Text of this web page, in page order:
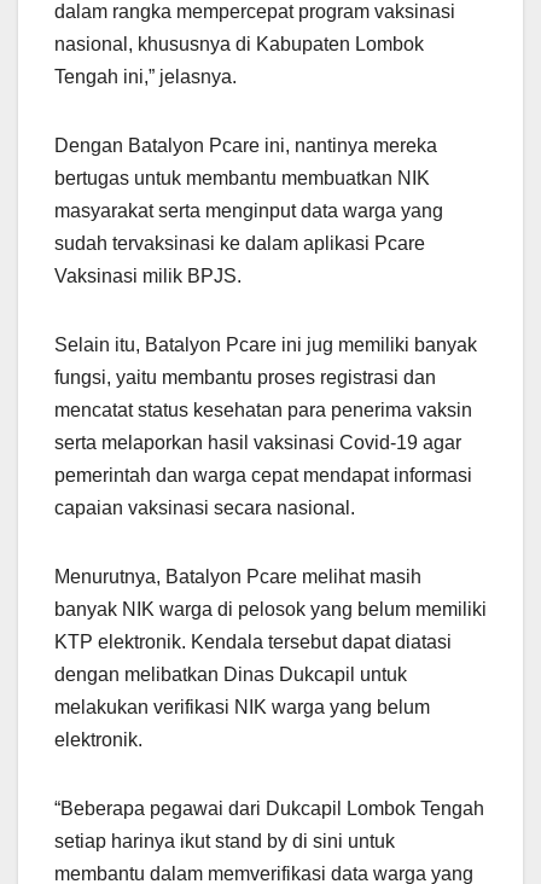
dalam rangka mempercepat program vaksinasi
nasional, khususnya di Kabupaten Lombok
Tengah ini,” jelasnya.
Dengan Batalyon Pcare ini, nantinya mereka
bertugas untuk membantu membuatkan NIK
masyarakat serta menginput data warga yang
sudah tervaksinasi ke dalam aplikasi Pcare
Vaksinasi milik BPJS.
Selain itu, Batalyon Pcare ini jug memiliki banyak
fungsi, yaitu membantu proses registrasi dan
mencatat status kesehatan para penerima vaksin
serta melaporkan hasil vaksinasi Covid-19 agar
pemerintah dan warga cepat mendapat informasi
capaian vaksinasi secara nasional.
Menurutnya, Batalyon Pcare melihat masih
banyak NIK warga di pelosok yang belum memiliki
KTP elektronik. Kendala tersebut dapat diatasi
dengan melibatkan Dinas Dukcapil untuk
melakukan verifikasi NIK warga yang belum
elektronik.
“Beberapa pegawai dari Dukcapil Lombok Tengah
setiap harinya ikut stand by di sini untuk
membantu dalam memverifikasi data warga yang